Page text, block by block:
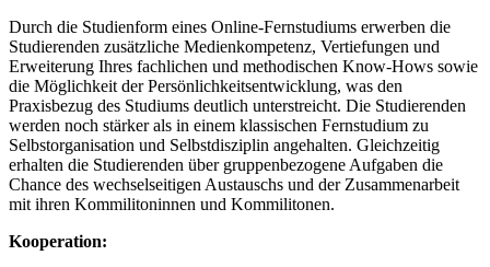
Durch die Studienform eines Online-Fernstudiums erwerben die
Studierenden zusätzliche Medienkompetenz, Vertiefungen und
Erweiterung Ihres fachlichen und methodischen Know-Hows sowie
die Möglichkeit der Persönlichkeitsentwicklung, was den
Praxisbezug des Studiums deutlich unterstreicht. Die Studierenden
werden noch stärker als in einem klassischen Fernstudium zu
Selbstorganisation und Selbstdisziplin angehalten. Gleichzeitig
erhalten die Studierenden über gruppenbezogene Aufgaben die
Chance des wechselseitigen Austauschs und der Zusammenarbeit
mit ihren Kommilitoninnen und Kommilitonen.
Kooperation: